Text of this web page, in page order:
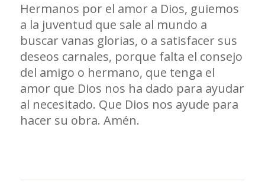
Hermanos por el amor a Dios, guiemos
a la juventud que sale al mundo a
buscar vanas glorias, o a satisfacer sus
deseos carnales, porque falta el consejo
del amigo o hermano, que tenga el
amor que Dios nos ha dado para ayudar
al necesitado. Que Dios nos ayude para
hacer su obra. Amén.